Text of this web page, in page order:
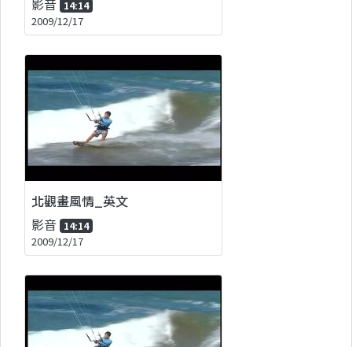
14:14
2009/12/17
北觀畫風情_英文
影音 14:14
2009/12/17